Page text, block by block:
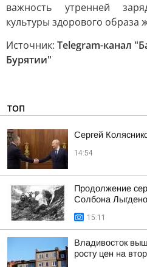
важность утренней
культуры здорового образа
Источник: Telegram-канал
Бурятии"
ТОП
Сергей
14:54
Продолжение
Солбона
15:11
Владивосток
росту цен на